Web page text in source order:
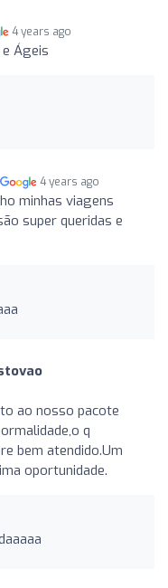
4 years ago
Ágeis
4 years ago
minhas viagens
super queridas e
ao nosso pacote
q
bem atendido.Um
oportunidade.